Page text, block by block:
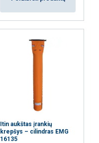
Itin aukštas įrankių
krepšys – cilindras EMG
16135